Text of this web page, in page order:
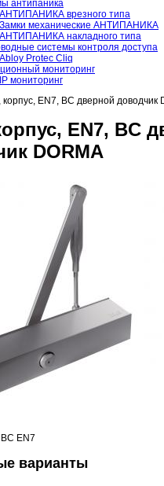
антипаника
АНТИПАНИКА врезного типа
Замки механические АНТИПАНИКА
АНТИПАНИКА накладного типа
системы контроля доступа
Abloy Protec Cliq
мониторинг
IP мониторинг
корпус, EN7, BC дверной доводчик
EN7, BC
DORMA
EN7
варианты